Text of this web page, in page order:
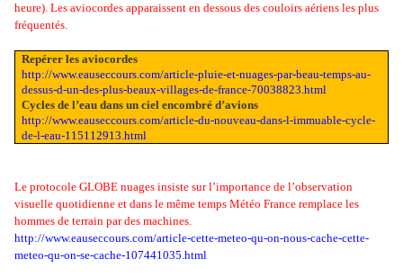
heure). Les aviocordes apparaissent en dessous des couloirs aériens les plus
fréquentés.
Repérer les aviocordes
http://www.eauseccours.com/article-pluie-et-nuages-par-beau-temps-au-
dessus-d-un-des-plus-beaux-villages-de-france-70038823.html
Cycles de l’eau dans un ciel encombré d’avions
http://www.eauseccours.com/article-du-nouveau-dans-l-immuable-cycle-
de-l-eau-115112913.html
Le protocole GLOBE nuages insiste sur l’importance de l’observation
visuelle quotidienne et dans le même temps Météo France remplace les
hommes de terrain par des machines.
http://www.eauseccours.com/article-cette-meteo-qu-on-nous-cache-cette-
meteo-qu-on-se-cache-107441035.html